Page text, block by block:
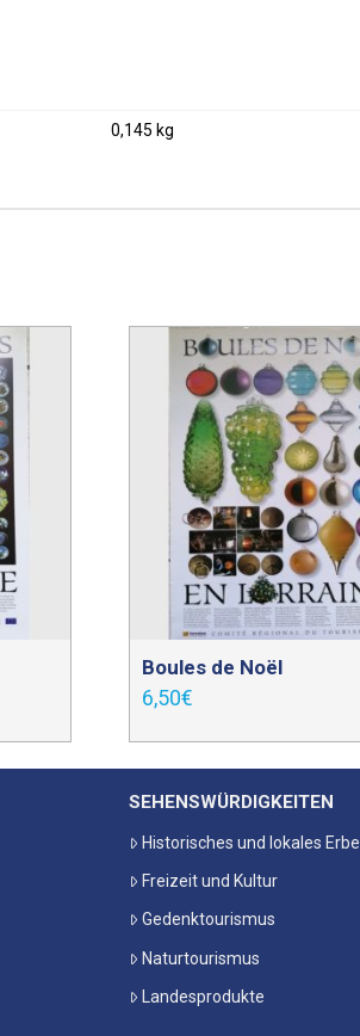
0,145 kg
Boules de Noël
6,50€
SEHENSWÜRDIGKEITEN
Historisches und lokales Erbe
Freizeit und Kultur
Gedenktourismus
Naturtourismus
Landesprodukte